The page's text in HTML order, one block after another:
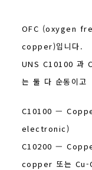
OFC (oxygen
copper)입니다.
UNS C10100 과
는 둘 다 순동이고
C10100 —
electronic)
C10200 —
copper 또는 Cu-